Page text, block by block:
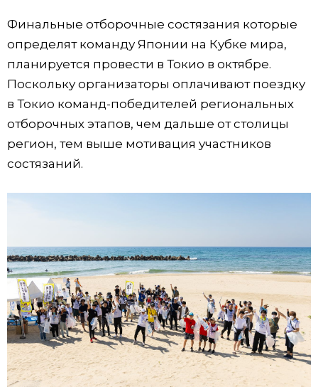
Финальные отборочные состязания которые
определят команду Японии на Кубке мира,
планируется провести в Токио в октябре.
Поскольку организаторы оплачивают поездку
в Токио команд-победителей региональных
отборочных этапов, чем дальше от столицы
регион, тем выше мотивация участников
состязаний.